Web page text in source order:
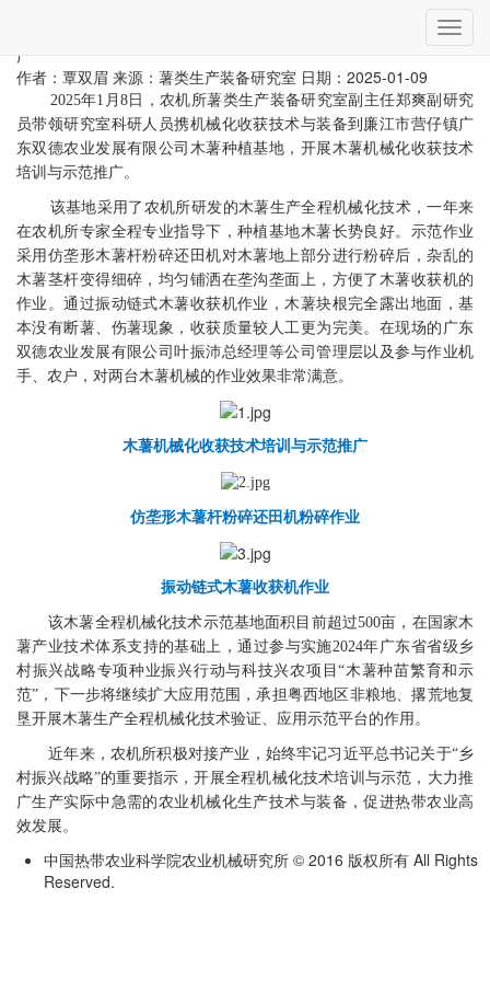
切
换
航
农机所科技人员赴广东廉江开展木薯机械化收获技术培训与示范推
广
作者：覃双眉 来源：薯类生产装备研究室 日期：2025-01-09
2025年1月8日，农机所薯类生产装备研究室副主任郑爽副研究
员带领研究室科研人员携机械化收获技术与装备到廉江市营仔镇广
东双德农业发展有限公司木薯种植基地，开展木薯机械化收获技术
培训与示范推广。
该基地采用了农机所研发的木薯生产全程机械化技术，一年来
在农机所专家全程专业指导下，种植基地木薯长势良好。示范作业
采用仿垄形木薯杆粉碎还田机对木薯地上部分进行粉碎后，杂乱的
木薯茎杆变得细碎，均匀铺洒在垄沟垄面上，方便了木薯收获机的
作业。通过振动链式木薯收获机作业，木薯块根完全露出地面，基
本没有断薯、伤薯现象，收获质量较人工更为完美。在现场的广东
双德农业发展有限公司叶振沛总经理等公司管理层以及参与作业机
手、农户，对两台木薯机械的作业效果非常满意。
木薯机械化收获技术培训与示范推广
仿垄形木薯杆粉碎还田机粉碎作业
振动链式木薯收获机作业
该木薯全程机械化技术示范基地面积目前超过500亩，在国家木
薯产业技术体系支持的基础上，通过参与实施2024年广东省省级乡
村振兴战略专项种业振兴行动与科技兴农项目“木薯种苗繁育和示
范”，下一步将继续扩大应用范围，承担粤西地区非粮地、撂荒地复
垦开展木薯生产全程机械化技术验证、应用示范平台的作用。
近年来，农机所积极对接产业，始终牢记习近平总书记关于“乡
村振兴战略”的重要指示，开展全程机械化技术培训与示范，大力推
广生产实际中急需的农业机械化生产技术与装备，促进热带农业高
效发展。
中国热带农业科学院农业机械研究所 © 2016 版权所有 All Rights
Reserved.